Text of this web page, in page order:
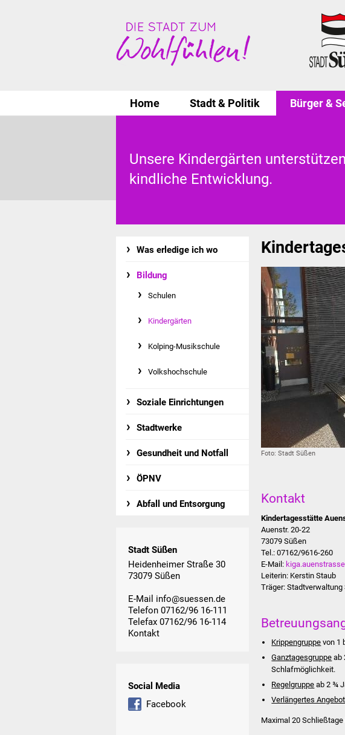
Home Stadt & Politik Bürger &
Unsere Kindergärten
kindliche Entwicklung.
Was erledige ich wo
Bildung
Schulen
Kindergärten
Kolping-Musikschule
Volkshochschule
Soziale Einrichtungen
Stadtwerke
Gesundheit und Notfall
ÖPNV
Abfall und Entsorgung
Stadt Süßen
Heidenheimer Straße 30
73079 Süßen
E-Mail info@suessen.de
Telefon 07162/96 16-111
Telefax 07162/96 16-114
Kontakt
Social Media
Facebook
Foto: Stadt Süßen
Kontakt
Kindertagesstätte
Auenstr. 20-22
73079 Süßen
Tel.: 07162/9616-260
E-Mail:
Leiterin: Kerstin Staub
Träger: Stadtverwaltung
Krippengruppe von 1
Ganztagesgruppe ab
Schlafmöglichkeit.
Regelgruppe ab 2 ¾
Verlängertes Angebot
Maximal 20 Schließtage